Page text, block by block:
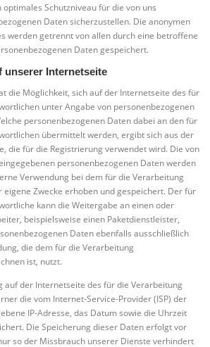
Schutzniveau für die von uns
Daten sicherzustellen. Die anonymen
werden getrennt von allen durch eine betroffene
Daten gespeichert.
unserer Internetseite
die Möglichkeit, sich auf der Internetseite des für
unter Angabe von personenbezogenen
personenbezogenen Daten dabei an den für
übermittelt werden, ergibt sich aus der
die für die Registrierung verwendet wird. Die von
personenbezogenen Daten werden
Verwendung bei dem für die Verarbeitung
Zwecke erhoben und gespeichert. Der für
kann die Weitergabe an einen oder
beispielsweise einen Paketdienstleister,
Daten ebenfalls ausschließlich
die dem für die Verarbeitung
ist, nutzt.
auf der Internetseite des für die Verarbeitung
die vom Internet-Service-Provider (ISP) der
IP-Adresse, das Datum sowie die Uhrzeit
Die Speicherung dieser Daten erfolgt vor
so der Missbrauch unserer Dienste verhindert